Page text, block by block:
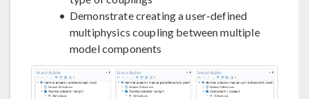
Demonstrate creating a user-defined
multiphysics coupling between multiple
model components